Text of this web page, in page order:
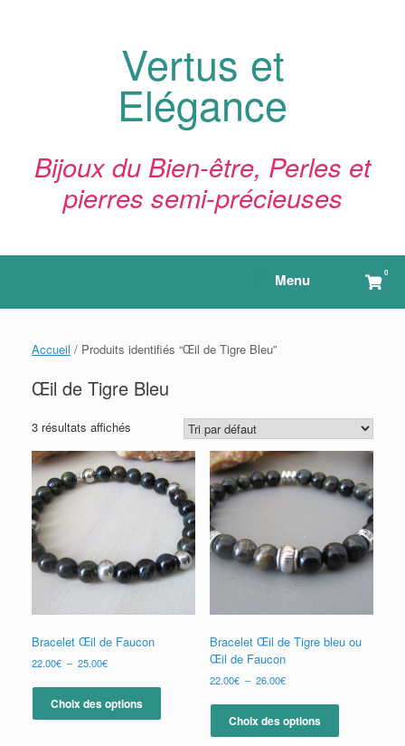
Vertus et
Elégance
Bijoux du Bien-être, Perles et
pierres semi-précieuses
Menu View
cart
0
Accueil / Produits identifiés “Œil de Tigre Bleu”
Œil de Tigre Bleu
3 résultats affichés
Bracelet Œil de Faucon
22.00€ – 25.00€Plage
prix :
22.00€
à
Choix des options
Bracelet Œil de Tigre bleu ou
Œil de Faucon
22.00€ – 26.00€Plage
prix :
22.00€
à
Choix des options
Ce
a